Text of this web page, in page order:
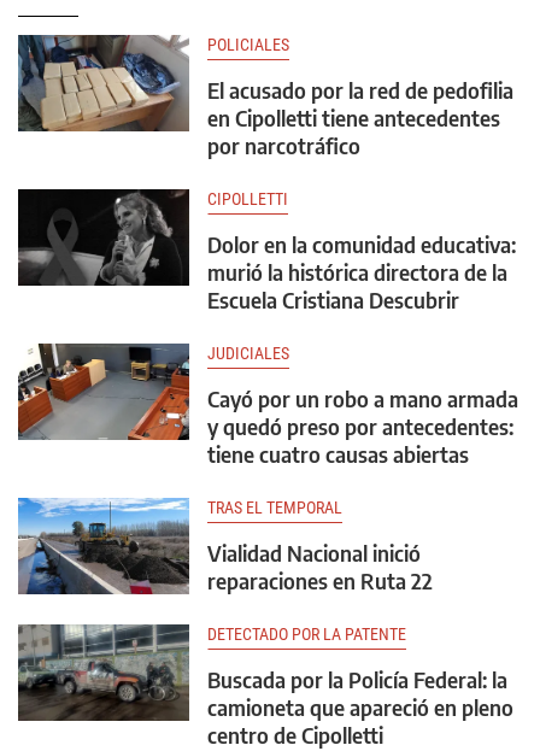
POLICIALES
El acusado por la red de pedofilia
en Cipolletti tiene antecedentes
por narcotráfico
CIPOLLETTI
Dolor en la comunidad educativa:
murió la histórica directora de la
Escuela Cristiana Descubrir
JUDICIALES
Cayó por un robo a mano armada
y quedó preso por antecedentes:
tiene cuatro causas abiertas
TRAS EL TEMPORAL
Vialidad Nacional inició
reparaciones en Ruta 22
DETECTADO POR LA PATENTE
Buscada por la Policía Federal: la
camioneta que apareció en pleno
centro de Cipolletti